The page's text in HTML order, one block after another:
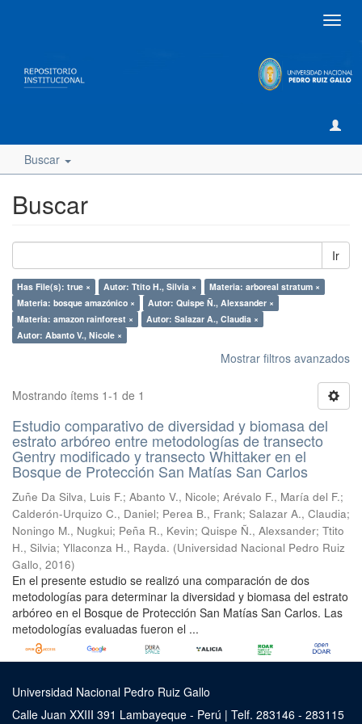
Buscar
Buscar
Ir
Has File(s): true × Autor: Ttito H., Silvia ×
Materia: arboreal stratum ×
Materia: bosque amazónico ×
Autor: Quispe Ñ., Alexsander ×
Materia: amazon rainforest ×
Autor: Salazar A., Claudia ×
Autor: Abanto V., Nicole ×
Mostrar filtros avanzados
Mostrando ítems 1-1 de 1
Estudio comparativo de diversidad y biomasa del
estrato arbóreo entre metodologías de transecto
Gentry modificado y transecto Whittaker en el
Bosque de Protección San Matías San Carlos
Zuñe Da Silva, Luis F.; Abanto V., Nicole; Arévalo F., María del F.;
Calderón-Urquizo C., Daniel; Perea B., Frank; Salazar A., Claudia;
Noningo M., Nugkui; Peña R., Kevin; Quispe Ñ., Alexsander; Ttito
H., Silvia; Yllaconza H., Rayda. (Universidad Nacional Pedro Ruiz
Gallo, 2016)
En el presente estudio se realizó una comparación de dos
metodologías para determinar la diversidad y biomasa del estrato
arbóreo en el Bosque de Protección San Matías San Carlos. Las
metodologías evaluadas fueron el ...
Universidad Nacional Pedro Ruiz Gallo
Calle Juan XXIII 391 Lambayeque - Perú | Telf. 283146 - 283115